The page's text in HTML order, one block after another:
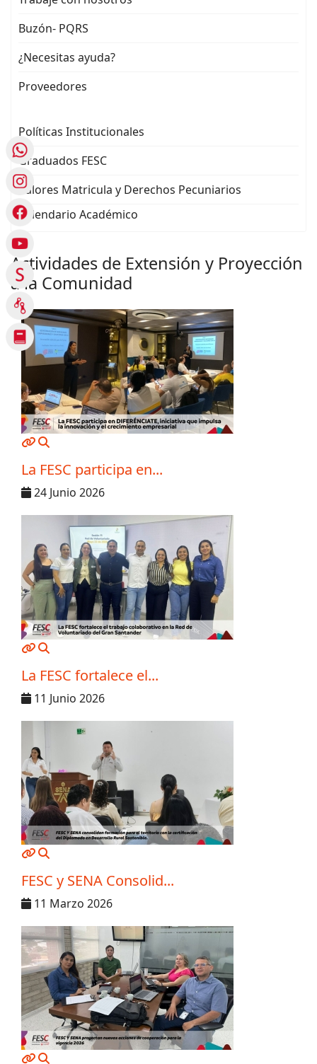
Buzón- PQRS
¿Necesitas ayuda?
Proveedores
Políticas Institucionales
Graduados FESC
Valores Matricula y Derechos Pecuniarios
Calendario Académico
Actividades de Extensión y Proyección
a la Comunidad
MOD_JTCS_VIEW_ARTICLE_LINK
La FESC participa en...
24 Junio 2026
MOD_JTCS_VIEW_ARTICLE_LINK
La FESC fortalece el...
11 Junio 2026
MOD_JTCS_VIEW_ARTICLE_LINK
FESC y SENA Consolid...
11 Marzo 2026
MOD_JTCS_VIEW_ARTICLE_LINK